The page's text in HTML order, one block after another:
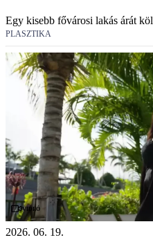
Egy kisebb fővárosi lakás árát
PLASZTIKA
Videó
2026. 06. 19.